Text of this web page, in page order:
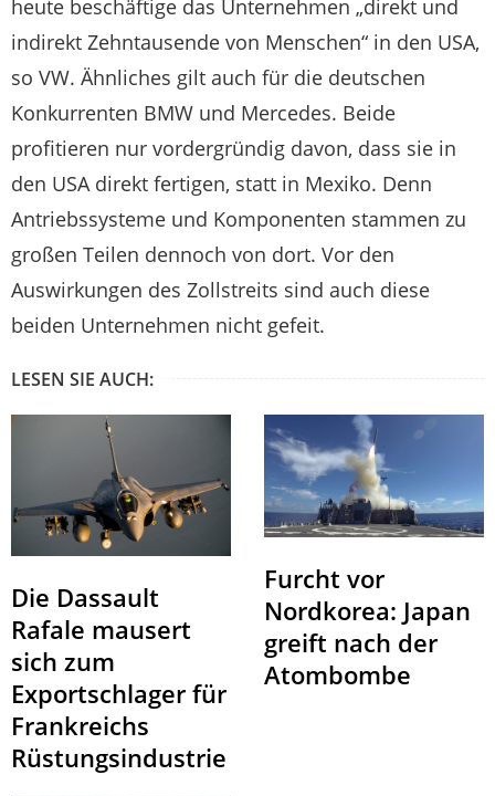
heute beschäftige das Unternehmen „direkt und
indirekt Zehntausende von Menschen“ in den USA,
so VW. Ähnliches gilt auch für die deutschen
Konkurrenten BMW und Mercedes. Beide
profitieren nur vordergründig davon, dass sie in
den USA direkt fertigen, statt in Mexiko. Denn
Antriebssysteme und Komponenten stammen zu
großen Teilen dennoch von dort. Vor den
Auswirkungen des Zollstreits sind auch diese
beiden Unternehmen nicht gefeit.
LESEN SIE AUCH:
Die Dassault
Rafale mausert
sich zum
Exportschlager für
Frankreichs
Rüstungsindustrie
Furcht vor
Nordkorea: Japan
greift nach der
Atombombe